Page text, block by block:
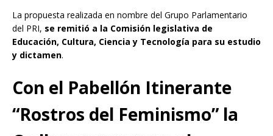
La propuesta realizada en nombre del Grupo Parlamentario
del PRI, se remitió a la Comisión legislativa de
Educación, Cultura, Ciencia y Tecnología para su estudio
y dictamen.
Con el Pabellón Itinerante
“Rostros del Feminismo” la